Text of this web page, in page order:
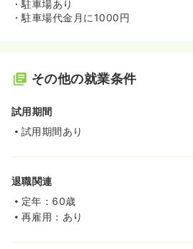
・駐車場あり
・駐車場代金月に1000円
その他の就業条件
試用期間
試用期間あり
退職関連
定年：60歳
再雇用：あり